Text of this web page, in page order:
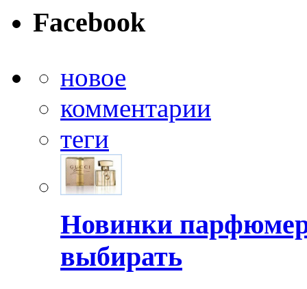
Facebook
новое
комментарии
теги
Новинки
выбирать